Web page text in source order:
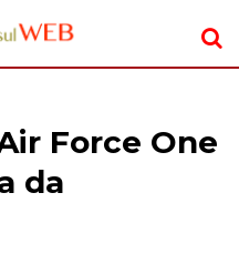
Force One
da